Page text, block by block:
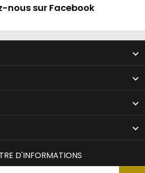
nous sur Facebook




D'INFORMATIONS